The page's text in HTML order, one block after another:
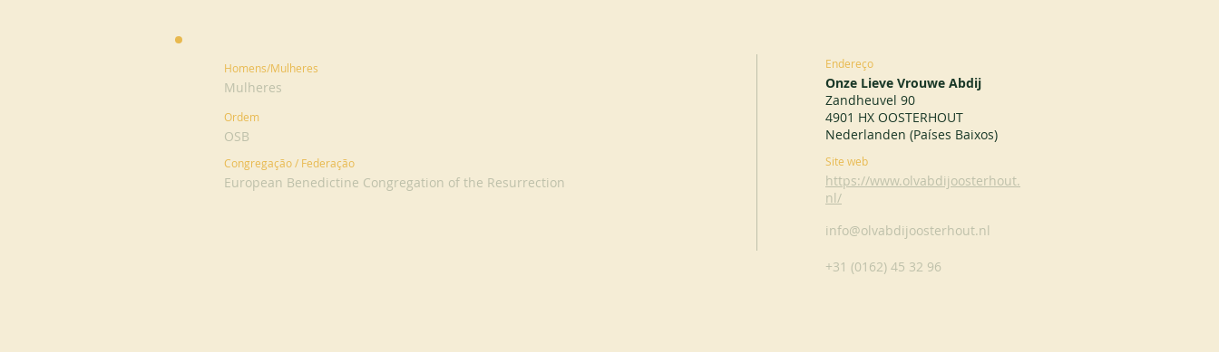
Homens/Mulheres
Mulheres
Ordem
OSB
Congregação / Federação
European Benedictine Congregation of the Resurrection
Endereço
Onze Lieve Vrouwe Abdij
Zandheuvel 90
4901 HX OOSTERHOUT
Nederlanden (Países Baixos)
Site web
https://www.olvabdijoosterhout.
nl/
info@olvabdijoosterhout.nl
+31 (0162) 45 32 96